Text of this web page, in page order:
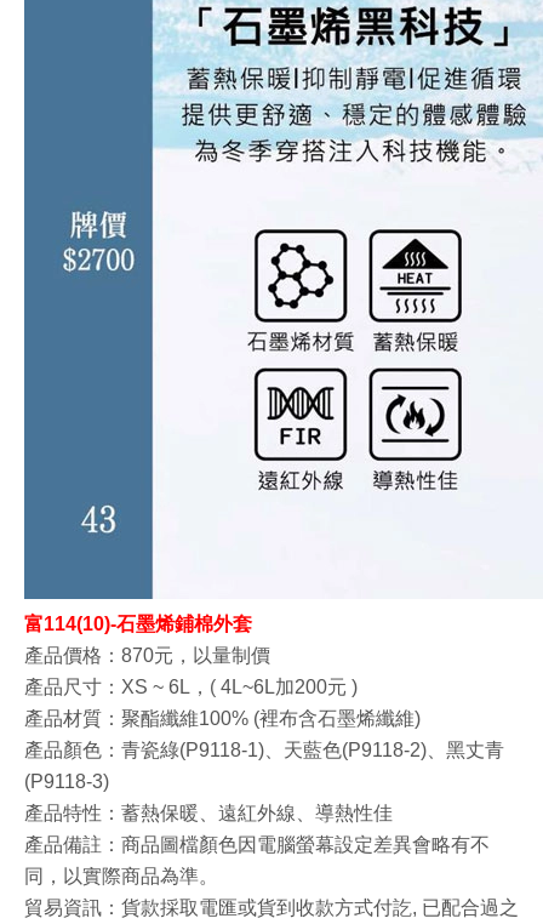
富114(10)-石墨烯鋪棉外套
產品價格：870元，以量制價
產品尺寸：XS ~ 6L， ( 4L~6L加200元 )
產品材質：聚酯纖維100% (裡布含石墨烯纖維)
產品顏色：青瓷綠(P9118-1) 、天藍色(P9118-2) 、黑丈青
(P9118-3)
產品特性：蓄熱保暖、遠紅外線 、導熱性佳
產品備註：商品圖檔顏色因電腦螢幕設定差異會略有不
同，以實際商品為準。
貿易資訊 ：貨款採取電匯或貨到收款方式付訖, 已配合過之